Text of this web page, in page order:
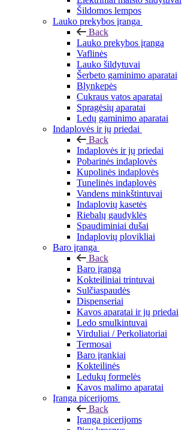
Šildomos lempos
Lauko prekybos įranga
Back
Lauko prekybos įranga
Vaflinės
Lauko šildytuvai
Šerbeto gaminimo aparatai
Blynkepės
Cukraus vatos aparatai
Spragėsių aparatai
Ledų gaminimo aparatai
Indaplovės ir jų priedai
Back
Indaplovės ir jų priedai
Pobarinės indaplovės
Kupolinės indaplovės
Tunelinės indaplovės
Vandens minkštintuvai
Indaplovių kasetės
Riebalų gaudyklės
Spaudiminiai dušai
Indaplovių plovikliai
Baro įranga
Back
Baro įranga
Kokteiliniai trintuvai
Sulčiaspaudės
Dispenseriai
Kavos aparatai ir jų priedai
Ledo smulkintuvai
Virduliai / Perkoliatoriai
Termosai
Baro įrankiai
Kokteilinės
Ledukų formelės
Kavos malimo aparatai
Įranga picerijoms
Back
Įranga picerijoms